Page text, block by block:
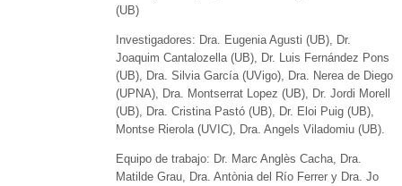
(UB)
Investigadores: Dra. Eugenia Agusti (UB), Dr.
Joaquim Cantalozella (UB), Dr. Luis Fernández Pons
(UB), Dra. Silvia García (UVigo), Dra. Nerea de Diego
(UPNA), Dra. Montserrat Lopez (UB), Dr. Jordi Morell
(UB), Dra. Cristina Pastó (UB), Dr. Eloi Puig (UB),
Montse Rierola (UVIC), Dra. Angels Viladomiu (UB).
Equipo de trabajo: Dr. Marc Anglès Cacha, Dra.
Matilde Grau, Dra. Antònia del Río Ferrer y Dra. Jo